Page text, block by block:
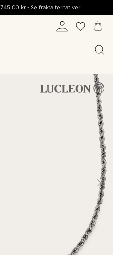
745.00 kr- Se fraktalternativer